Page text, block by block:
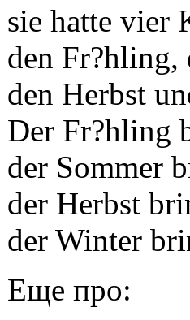
sie hatte vier
den Fr?hling,
den Herbst
Der Fr?hling
der Sommer
der Herbst
der Winter
Еще про: